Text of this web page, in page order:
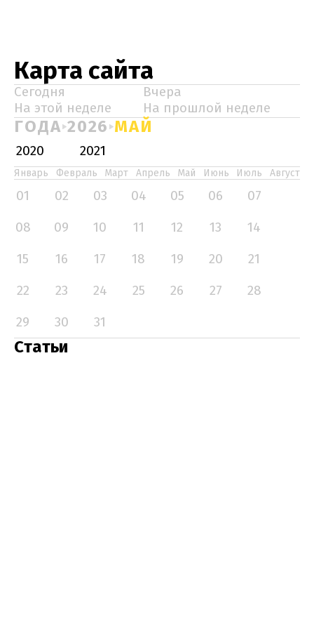
Карта сайта
Сегодня
Вчера
На этой неделе
На прошлой неделе
ГОДА 2026 МАЙ
2020 2021
Январь Февраль Март Апрель Май Июнь Июль Август
01 02 03 04 05 06
07
08
09 10 11 12 13
14
15
16 17 18 19 20
21
22
23 24 25 26 27
28
29
30 31
Статьи